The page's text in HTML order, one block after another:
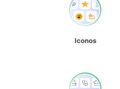
Iconos